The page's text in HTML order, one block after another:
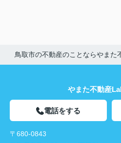
鳥取市の不動産のことならやまた
やまた不動産
電話をする
〒680-0843